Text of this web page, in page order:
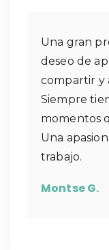
Una gran
deseo de
compartir y
Siempre
momentos
Una
trabajo.
Montse G.